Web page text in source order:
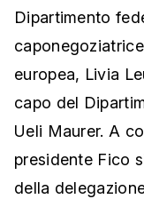
Dipartimento
europea, Livia
capo del
Ueli Maurer. A
presidente Fico
della